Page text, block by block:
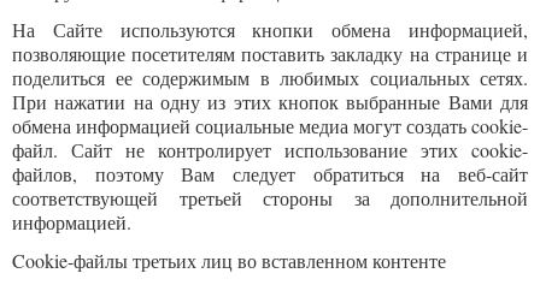
На Сайте используются кнопки обмена информацией,
позволяющие посетителям поставить закладку на странице и
поделиться ее содержимым в любимых социальных сетях.
При нажатии на одну из этих кнопок выбранные Вами для
обмена информацией социальные медиа могут создать cookie-
файл. Сайт не контролирует использование этих cookie-
файлов, поэтому Вам следует обратиться на веб-сайт
соответствующей третьей стороны за дополнительной
информацией.
Cookie-файлы третьих лиц во вставленном контенте